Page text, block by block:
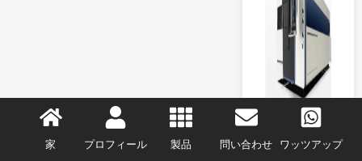
完全密閉型レー
家 プロフィール 製品 問い合わせ ワッツアップ